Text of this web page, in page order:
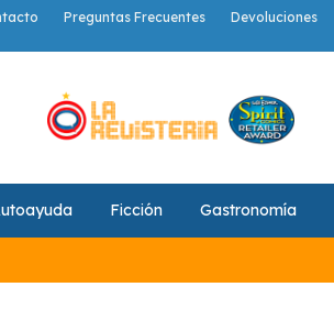
Preguntas Frecuentes Devoluciones
Ficción Gastronomía